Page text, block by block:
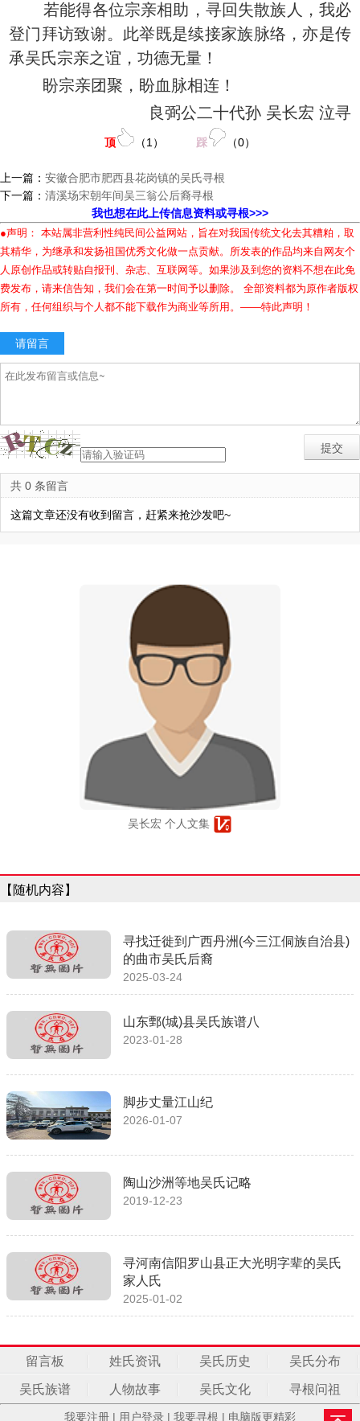
若能得各位宗亲相助，寻回失散族人，我必
登门拜访致谢。此举既是续接家族脉络，亦是传
承吴氏宗亲之谊，功德无量！
盼宗亲团聚，盼血脉相连！
良弼公二十代孙 吴长宏 泣寻
顶 （1 ） 踩 （0）
上一篇： 安徽合肥市肥西县花岗镇的吴氏寻根
下一篇： 清溪场宋朝年间吴三翁公后裔寻根
我也想在此上传信息资料或寻根>>>
●声明： 本站属非营利性纯民间公益网站，旨在对我国传统文化去其糟粕，取
其精华，为继承和发扬祖国优秀文化做一点贡献。所发表的作品均来自网友个
人原创作品或转贴自报刊、杂志、互联网等。如果涉及到您的资料不想在此免
费发布，请来信告知，我们会在第一时间予以删除。 全部资料都为原作者版权
所有，任何组织与个人都不能下载作为商业等所用。——特此声明！
请留言
共 0 条留言
这篇文章还没有收到留言，赶紧来抢沙发吧~
吴长宏 个人文集
【随机内容】
寻找迁徙到广西丹洲(今三江侗族自治县)
的曲市吴氏后裔
2025-03-24
山东鄄(城)县吴氏族谱八
2023-01-28
脚步丈量江山纪
2026-01-07
陶山沙洲等地吴氏记略
2019-12-23
寻河南信阳罗山县正大光明字辈的吴氏
家人氏
2025-01-02
留言板 姓氏资讯 吴氏历史 吴氏分布
吴氏族谱 人物故事 吴氏文化 寻根问祖
我要注册 | 用户登录 | 我要寻根 | 电脑版更精彩